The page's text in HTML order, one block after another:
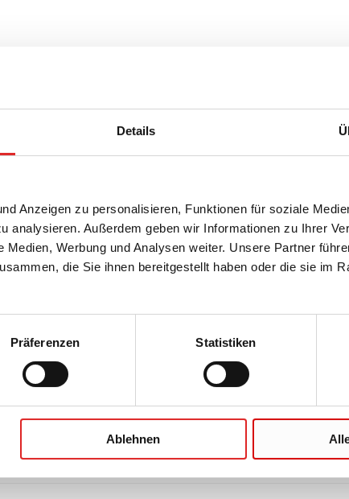
Details
Anzeigen zu personalisieren, Funktionen für soziale
analysieren. Außerdem geben wir Informationen zu Ihrer
Werbung und Analysen weiter. Unsere Partner
die Sie ihnen bereitgestellt haben oder die sie im
Präferenzen Statistiken
Ablehnen